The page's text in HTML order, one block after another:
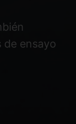
ensayo